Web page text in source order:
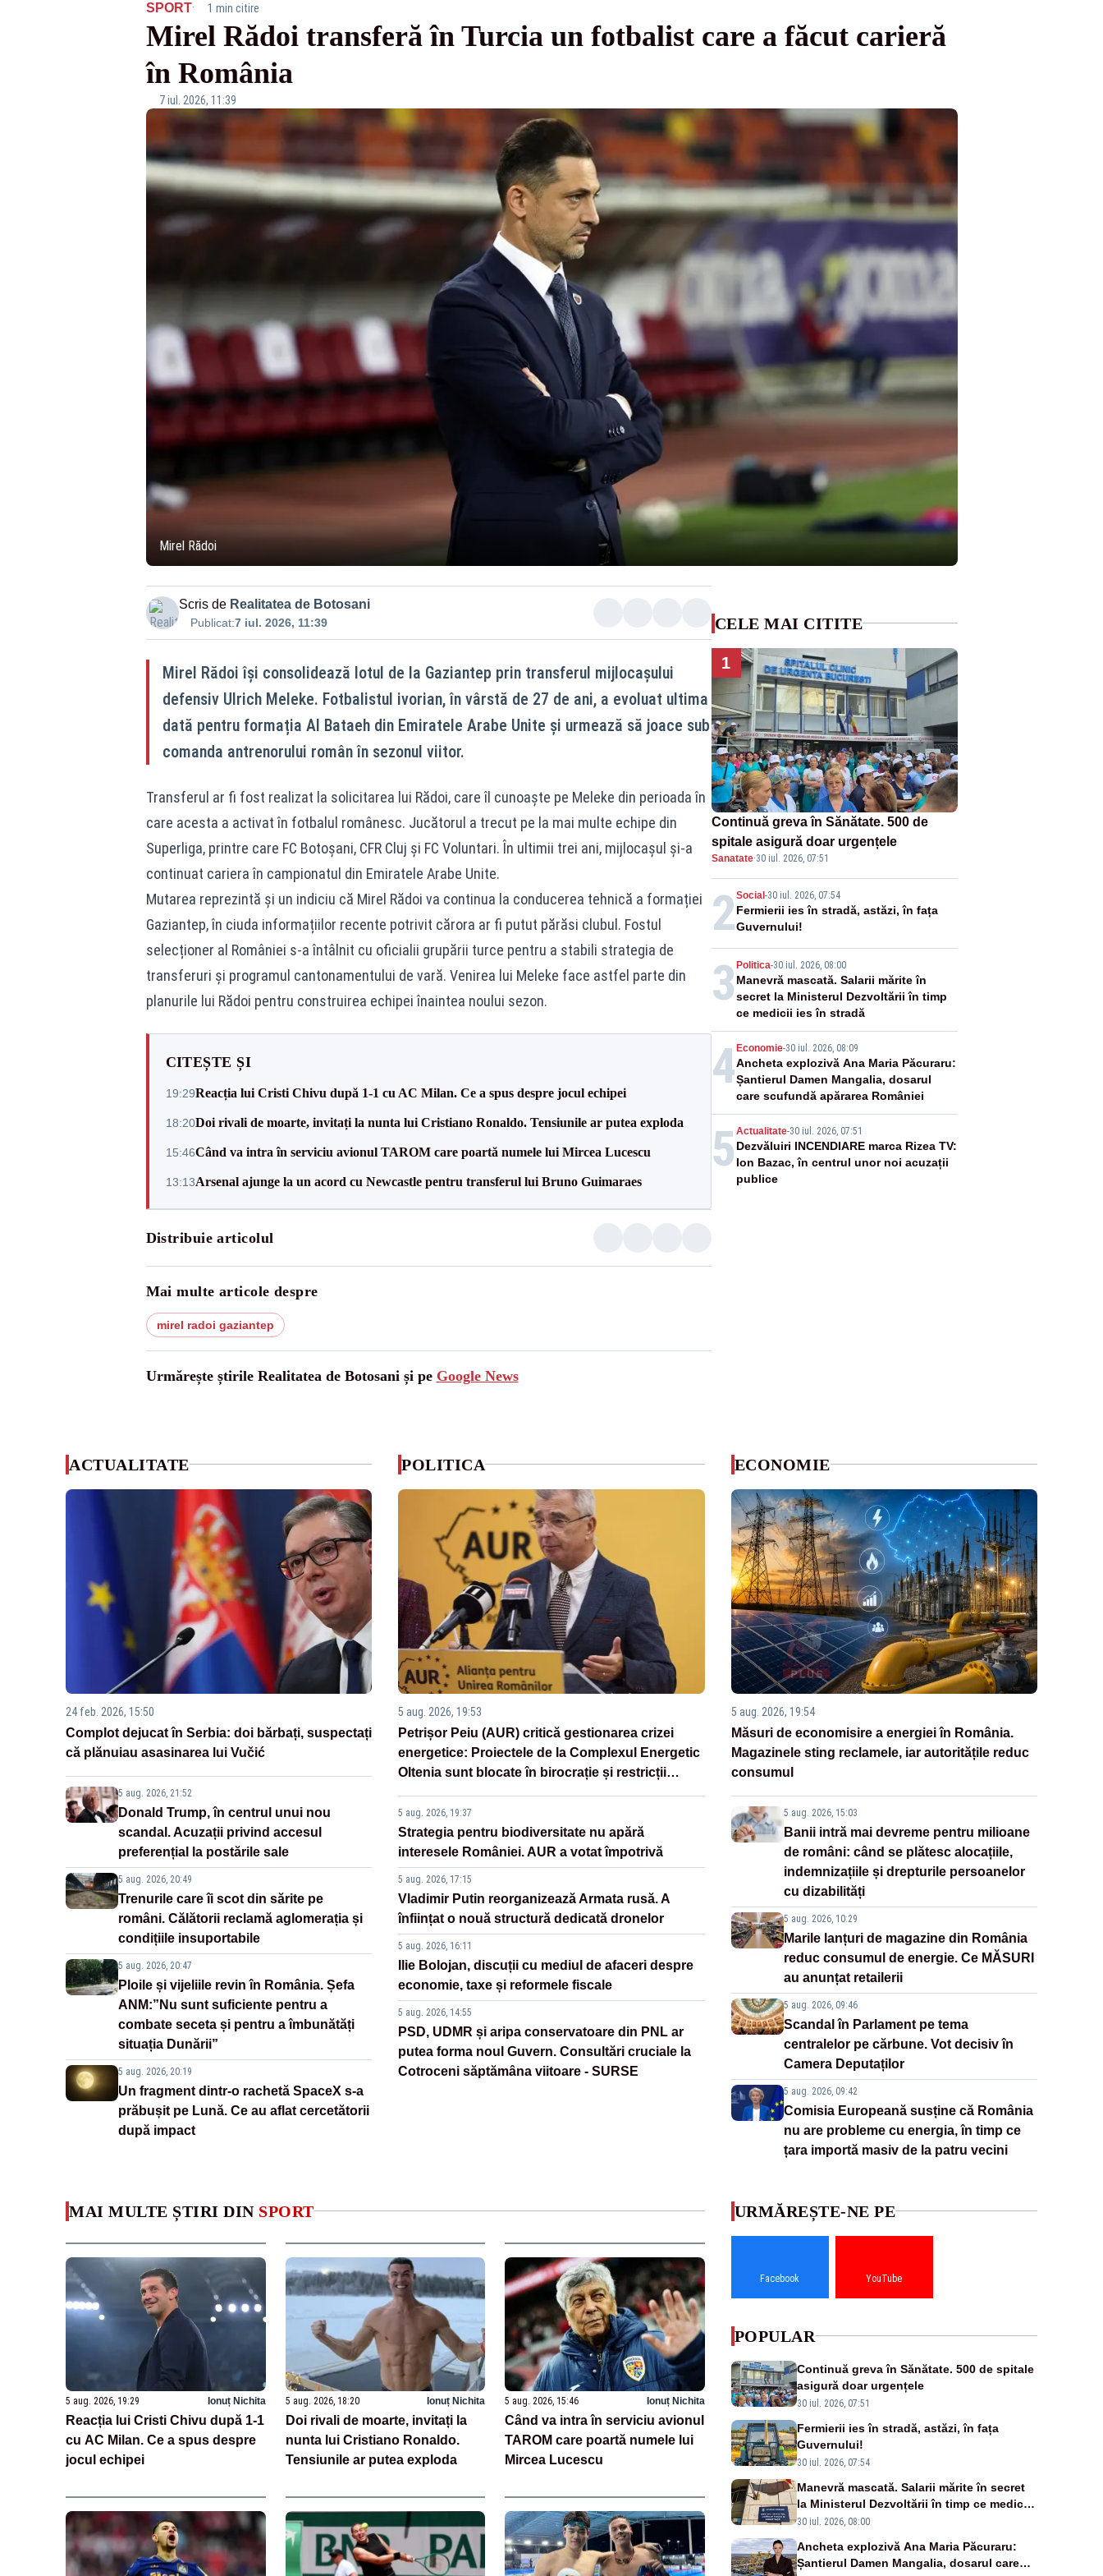
SPORT· 1 min citire
Mirel Rădoi transferă în Turcia un fotbalist care a făcut carieră
în România
7 iul. 2026, 11:39
Mirel Rădoi
Scris de Realitatea de Botosani
Publicat:7 iul. 2026, 11:39
Mirel Rădoi își consolidează lotul de la Gaziantep prin transferul mijlocașului
defensiv Ulrich Meleke. Fotbalistul ivorian, în vârstă de 27 de ani, a evoluat ultima
dată pentru formația Al Bataeh din Emiratele Arabe Unite și urmează să joace sub
comanda antrenorului român în sezonul viitor.
Transferul ar fi fost realizat la solicitarea lui Rădoi, care îl cunoaște pe Meleke din perioada în
care acesta a activat în fotbalul românesc. Jucătorul a trecut pe la mai multe echipe din
Superliga, printre care FC Botoșani, CFR Cluj și FC Voluntari. În ultimii trei ani, mijlocașul și-a
continuat cariera în campionatul din Emiratele Arabe Unite.
Mutarea reprezintă și un indiciu că Mirel Rădoi va continua la conducerea tehnică a formației
Gaziantep, în ciuda informațiilor recente potrivit cărora ar fi putut părăsi clubul. Fostul
selecționer al României s-a întâlnit cu oficialii grupării turce pentru a stabili strategia de
transferuri și programul cantonamentului de vară. Venirea lui Meleke face astfel parte din
planurile lui Rădoi pentru construirea echipei înaintea noului sezon.
CITEȘTE ȘI
19:29Reacția lui Cristi Chivu după 1-1 cu AC Milan. Ce a spus despre jocul echipei
18:20Doi rivali de moarte, invitați la nunta lui Cristiano Ronaldo. Tensiunile ar putea exploda
15:46Când va intra în serviciu avionul TAROM care poartă numele lui Mircea Lucescu
13:13Arsenal ajunge la un acord cu Newcastle pentru transferul lui Bruno Guimaraes
Distribuie articolul
Mai multe articole despre
mirel radoi gaziantep
Urmărește știrile Realitatea de Botosani și pe Google News
CELE MAI CITITE
1
Continuă greva în Sănătate. 500 de
spitale asigură doar urgențele
Sanatate·30 iul. 2026, 07:51
2Social-30 iul. 2026, 07:54
Fermierii ies în stradă, astăzi, în fața
Guvernului!
3 Politica-30 iul. 2026, 08:00
Manevră mascată. Salarii mărite în
secret la Ministerul Dezvoltării în timp
ce medicii ies în stradă
4Economie-30 iul. 2026, 08:09
Ancheta explozivă Ana Maria Păcuraru:
Șantierul Damen Mangalia, dosarul
care scufundă apărarea României
5 Actualitate-30 iul. 2026, 07:51
Dezvăluiri INCENDIARE marca Rizea TV:
Ion Bazac, în centrul unor noi acuzații
publice
ACTUALITATE
24 feb. 2026, 15:50
Complot dejucat în Serbia: doi bărbați, suspectați
că plănuiau asasinarea lui Vučić
5 aug. 2026, 21:52
Donald Trump, în centrul unui nou
scandal. Acuzații privind accesul
preferențial la postările sale
5 aug. 2026, 20:49
Trenurile care îi scot din sărite pe
români. Călătorii reclamă aglomerația și
condițiile insuportabile
5 aug. 2026, 20:47
Ploile și vijeliile revin în România. Șefa
ANM:”Nu sunt suficiente pentru a
combate seceta și pentru a îmbunătăți
situația Dunării”
5 aug. 2026, 20:19
Un fragment dintr-o rachetă SpaceX s-a
prăbușit pe Lună. Ce au aflat cercetătorii
după impact
POLITICA
5 aug. 2026, 19:53
Petrișor Peiu (AUR) critică gestionarea crizei
energetice: Proiectele de la Complexul Energetic
Oltenia sunt blocate în birocrație și restricții
5 aug. 2026, 19:37
Strategia pentru biodiversitate nu apără
interesele României. AUR a votat împotrivă
5 aug. 2026, 17:15
Vladimir Putin reorganizează Armata rusă. A
înființat o nouă structură dedicată dronelor
5 aug. 2026, 16:11
Ilie Bolojan, discuții cu mediul de afaceri despre
economie, taxe și reformele fiscale
5 aug. 2026, 14:55
PSD, UDMR și aripa conservatoare din PNL ar
putea forma noul Guvern. Consultări cruciale la
Cotroceni săptămâna viitoare - SURSE
ECONOMIE
5 aug. 2026, 19:54
Măsuri de economisire a energiei în România.
Magazinele sting reclamele, iar autoritățile reduc
consumul
5 aug. 2026, 15:03
Banii intră mai devreme pentru milioane
de români: când se plătesc alocațiile,
indemnizațiile și drepturile persoanelor
cu dizabilități
5 aug. 2026, 10:29
Marile lanțuri de magazine din România
reduc consumul de energie. Ce MĂSURI
au anunțat retailerii
5 aug. 2026, 09:46
Scandal în Parlament pe tema
centralelor pe cărbune. Vot decisiv în
Camera Deputaților
5 aug. 2026, 09:42
Comisia Europeană susține că România
nu are probleme cu energia, în timp ce
țara importă masiv de la patru vecini
MAI MULTE ȘTIRI DIN SPORT
5 aug. 2026, 19:29 Ionuț Nichita
Reacția lui Cristi Chivu după 1-1
cu AC Milan. Ce a spus despre
jocul echipei
5 aug. 2026, 18:20 Ionuț Nichita
Doi rivali de moarte, invitați la
nunta lui Cristiano Ronaldo.
Tensiunile ar putea exploda
5 aug. 2026, 15:46 Ionuț Nichita
Când va intra în serviciu avionul
TAROM care poartă numele lui
Mircea Lucescu
URMĂREȘTE-NE PE
Facebook YouTube
POPULAR
Continuă greva în Sănătate. 500 de spitale
asigură doar urgențele
30 iul. 2026, 07:51
Fermierii ies în stradă, astăzi, în fața
Guvernului!
30 iul. 2026, 07:54
Manevră mascată. Salarii mărite în secret
la Ministerul Dezvoltării în timp ce medicii
ies în stradă
30 iul. 2026, 08:00
Ancheta explozivă Ana Maria Păcuraru:
Șantierul Damen Mangalia, dosarul care